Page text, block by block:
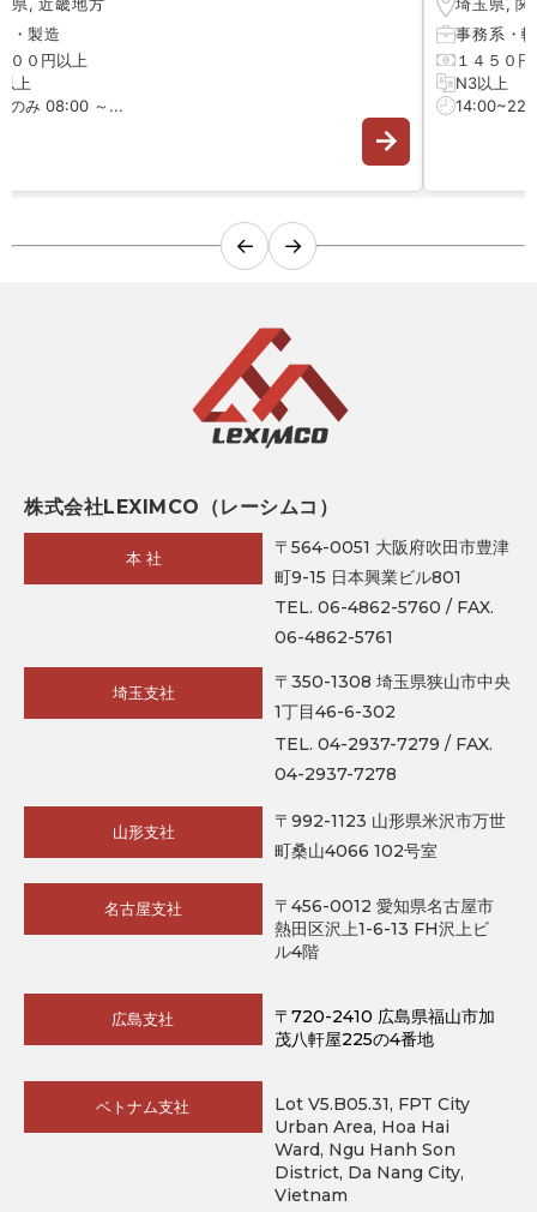
・ 製造
００円以上
上
のみ 08:00 ～...
事務系 ・
１４５０
N3以上
← →
株式会社LEXIMCO（レーシムコ）
本 社
〒564-0051 大阪府吹田市豊津
町9-15 日本興業ビル801
TEL. 06-4862-5760 / FAX.
06-4862-5761
埼玉支社
〒350-1308 埼玉県狭山市中央
1丁目46-6-302
TEL. 04-2937-7279 / FAX.
04-2937-7278
山形支社
〒992-1123 山形県米沢市万世
町桑山4066 102号室
名古屋支社
〒456-0012 愛知県名古屋市
熱田区沢上1-6-13 FH沢上ビ
ル4階
広島支社
〒720-2410 広島県福山市加
茂八軒屋225の4番地
ベトナム支社
Lot V5.B05.31, FPT City
Urban Area, Hoa Hai
Ward, Ngu Hanh Son
District, Da Nang City,
Vietnam